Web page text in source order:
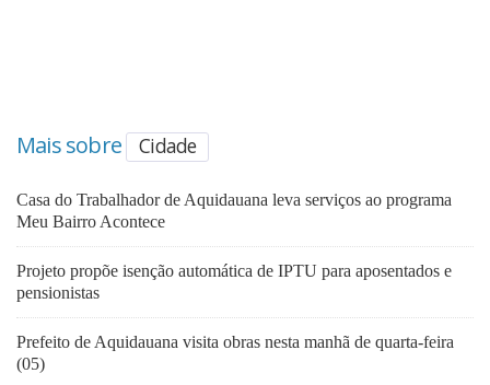
Mais sobre Cidade
Casa do Trabalhador de Aquidauana leva serviços ao programa
Meu Bairro Acontece
Projeto propõe isenção automática de IPTU para aposentados e
pensionistas
Prefeito de Aquidauana visita obras nesta manhã de quarta-feira
(05)